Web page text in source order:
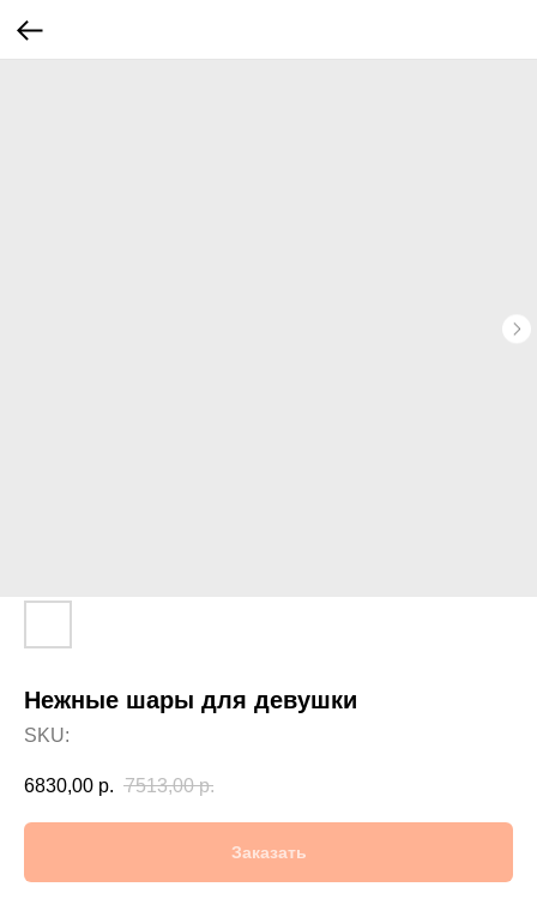
Нежные шары для девушки
SKU:
6830,00 р. 7513,00 р.
Заказать